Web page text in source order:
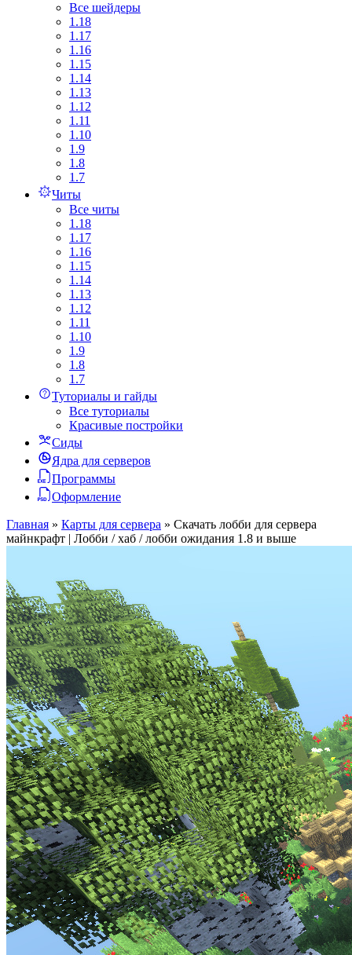
Все шейдеры
1.18
1.17
1.16
1.15
1.14
1.13
1.12
1.11
1.10
1.9
1.8
1.7
Читы
Все читы
1.18
1.17
1.16
1.15
1.14
1.13
1.12
1.11
1.10
1.9
1.8
1.7
Туториалы и гайды
Все туториалы
Красивые постройки
Сиды
Ядра для серверов
Программы
Оформление
Главная » Карты для сервера » Скачать лобби для сервера
майнкрафт | Лобби / хаб / лобби ожидания 1.8 и выше